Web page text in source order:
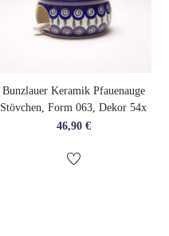
Bunzlauer Keramik Pfauenauge
Stövchen, Form 063, Dekor 54x
46,90 €